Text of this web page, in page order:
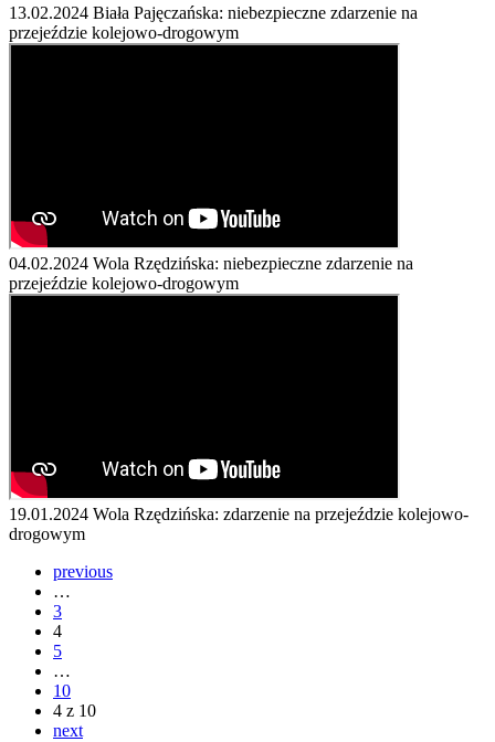
13.02.2024 Biała Pajęczańska: niebezpieczne zdarzenie na
przejeździe kolejowo-drogowym
04.02.2024 Wola Rzędzińska: niebezpieczne zdarzenie na
przejeździe kolejowo-drogowym
19.01.2024 Wola Rzędzińska: zdarzenie na przejeździe kolejowo-
drogowym
previous
…
3
4
5
…
10
4 z 10
next